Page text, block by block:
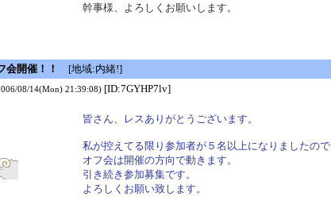
幹事様、よろしくお願いします。
会開催！！
[地域:内緒!]
08/14(Mon) 21:39:08) [ID:7GYHP7lv]
皆さん、レスありがとうございます。
私が控えてる限り参加者が５名以上になりましたので
オフ会は開催の方向で動きます。
引き続き参加募集です。
よろしくお願い致します。